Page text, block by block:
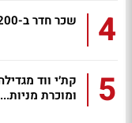
4 שכר חדר ב-200 דולר - וזכה במחצית מדירת המנוחה
5
ומוכרת מניות...